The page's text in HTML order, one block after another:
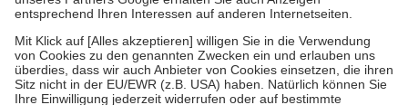
Zuzahlung zehn Prozent der Kosten sowie zehn Euro je
Um das Engagement der Versicherten für ihre eigene Gesundheit zu
stärken und die besondere Stellung der Familie zu unterstützen,
fallenkeine Zuzahlungen an bei: